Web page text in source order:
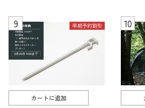
早期予約割引
カートに追加